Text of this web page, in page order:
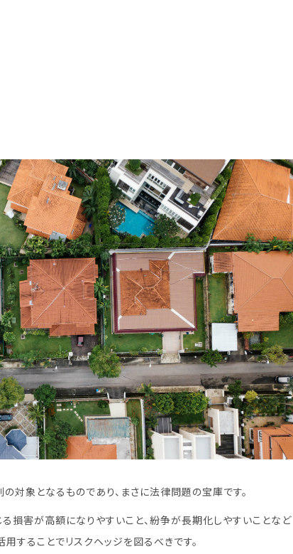
対象となるものであり、まさに法律問題の宝庫です。
る損害が高額になりやすいこと、紛争が長期化しやすいことなど
することでリスクヘッジを図るべきです。